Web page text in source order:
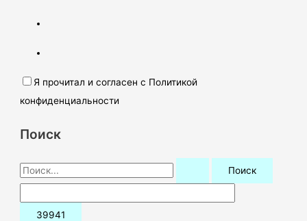
Я прочитал и согласен с Политикой
конфиденциальности
Поиск
П
о
и